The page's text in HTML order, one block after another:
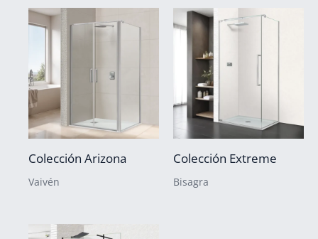
Colección Arizona
Vaivén
Colección Extreme
Bisagra